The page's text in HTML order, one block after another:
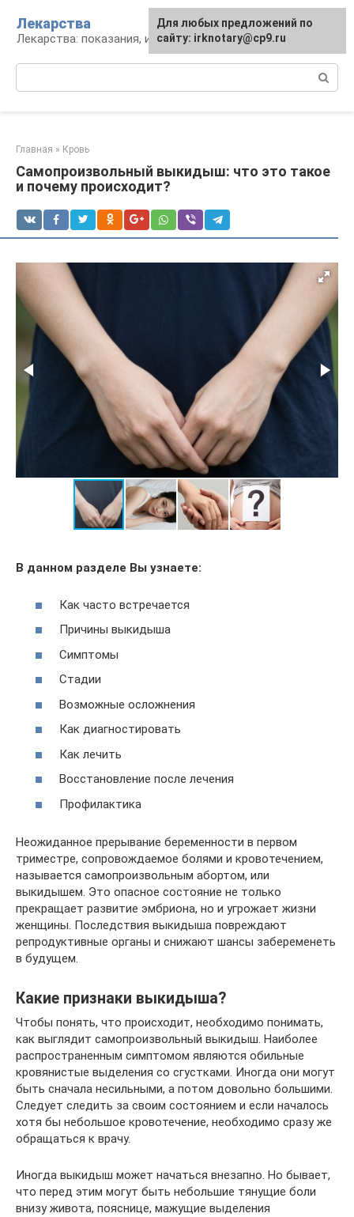
контенту
Лекарства
Лекарства: показания, инструкция, аналоги
Главная » Кровь
Самопроизвольный выкидыш: что это такое
и почему происходит?
В данном разделе Вы узнаете:
Как часто встречается
Причины выкидыша
Симптомы
Стадии
Возможные осложнения
Как диагностировать
Как лечить
Восстановление после лечения
Профилактика
Неожиданное прерывание беременности в первом
триместре, сопровождаемое болями и кровотечением,
называется самопроизвольным абортом, или
выкидышем. Это опасное состояние не только
прекращает развитие эмбриона, но и угрожает жизни
женщины. Последствия выкидыша повреждают
репродуктивные органы и снижают шансы забеременеть
в будущем.
Какие признаки выкидыша?
Чтобы понять, что происходит, необходимо понимать,
как выглядит самопроизвольный выкидыш. Наиболее
распространенным симптомом являются обильные
кровянистые выделения со сгустками. Иногда они могут
быть сначала несильными, а потом довольно большими.
Следует следить за своим состоянием и если началось
хотя бы небольшое кровотечение, необходимо сразу же
обращаться к врачу.
Иногда выкидыш может начаться внезапно. Но бывает,
что перед этим могут быть небольшие тянущие боли
внизу живота, пояснице, мажущие выделения
Для любых предложений по
сайту: irknotary@cp9.ru